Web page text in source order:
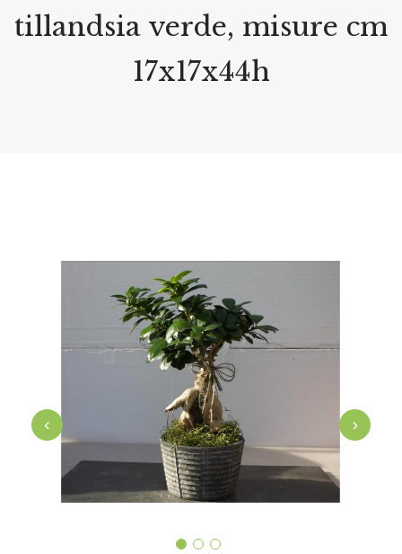
tillandsia verde, misure cm
17x17x44h
‹ ›